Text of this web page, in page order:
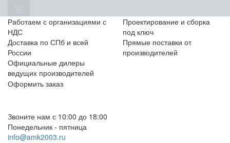
Работаем с организациями с
НДС
Проектирование и сборка
под ключ
Доставка по СПб и всей
России
Прямые поставки от
производителей
Официальные дилеры
ведущих производителей
Оформить заказ
Звоните нам с 10:00 до 18:00
Понедельник - пятница
info@amk2003.ru